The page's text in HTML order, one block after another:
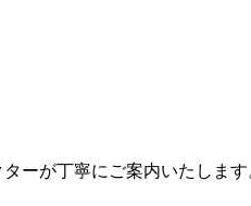
ーが丁寧にご案内いたします